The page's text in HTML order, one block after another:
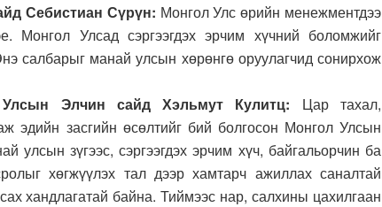
Себистиан Сүрүн: Монгол Улс өрийн менежментдээ
Монгол Улсад сэргээгдэх эрчим хүчний боломжийг
салбарыг манай улсын хөрөнгө оруулагчид сонирхож
Элчин сайд Хэльмут Кулитц: Цар тахал,
эдийн засгийн өсөлтийг бий болгосон Монгол Улсын
улсын зүгээс, сэргээгдэх эрчим хүч, байгальорчин ба
хөгжүүлэх тал дээр хамтарч ажиллах саналтай
хандлагатай байна. Тиймээс нар, салхины цахилгаан